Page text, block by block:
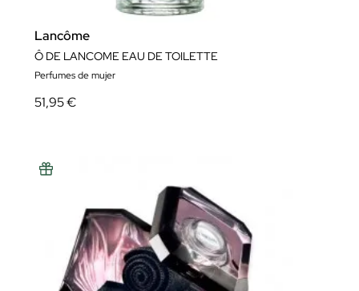
Lancôme
Ô DE LANCOME EAU DE TOILETTE
Perfumes de mujer
51,95 €